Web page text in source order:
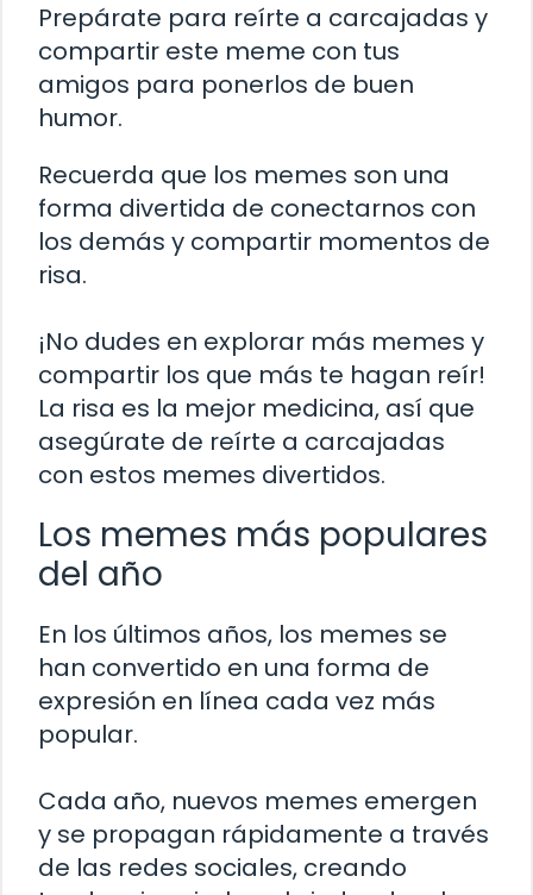
Prepárate para reírte a carcajadas y
compartir este meme con tus
amigos para ponerlos de buen
humor.
Recuerda que los memes son una
forma divertida de conectarnos con
los demás y compartir momentos de
risa.
¡No dudes en explorar más memes y
compartir los que más te hagan reír!
La risa es la mejor medicina, así que
asegúrate de reírte a carcajadas
con estos memes divertidos.
Los memes más populares
del año
En los últimos años, los memes se
han convertido en una forma de
expresión en línea cada vez más
popular.
Cada año, nuevos memes emergen
y se propagan rápidamente a través
de las redes sociales, creando